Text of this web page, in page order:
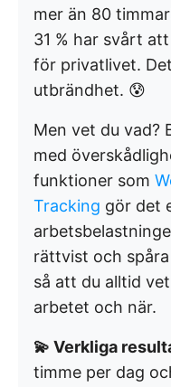
mer än 80
31 % har svårt
för privatlivet.
utbrändhet. 😰
Men vet du vad?
med
funktioner som
Tracking gör det
rättvist och
så att du alltid
arbetet och när.
💫 Verkliga
timme per dag